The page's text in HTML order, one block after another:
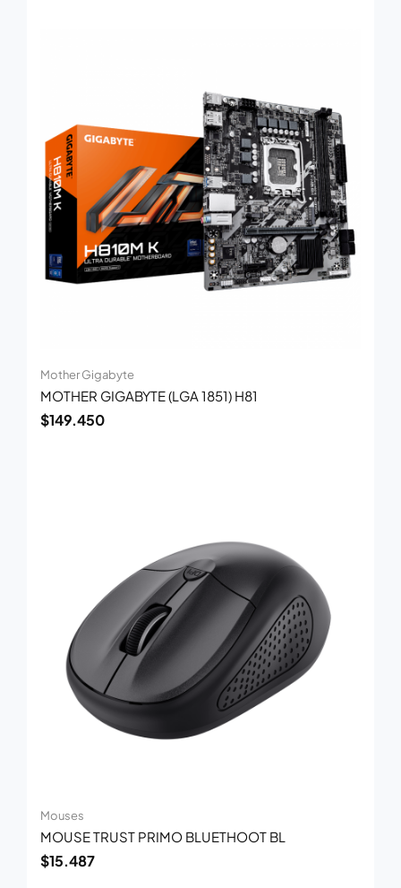
Mother Gigabyte
MOTHER GIGABYTE (LGA 1851) H81
$149.450
Mouses
MOUSE TRUST PRIMO BLUETHOOT BL
$15.487